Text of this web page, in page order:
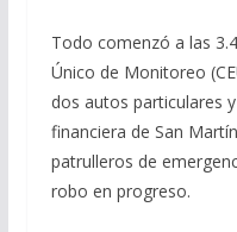
Todo comenzó a las
Único de Monitoreo
dos autos particulares
financiera de San
patrulleros de
robo en progreso.